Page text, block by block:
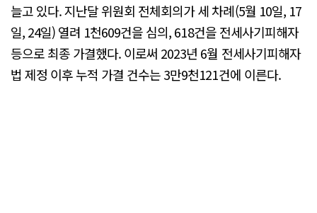
늘고 있다. 지난달 위원회 전체회의가 세 차례(5월 10일, 17
일, 24일) 열려 1천609건을 심의, 618건을 전세사기피해자
등으로 최종 가결했다. 이로써 2023년 6월 전세사기피해자
법 제정 이후 누적 가결 건수는 3만9천121건에 이른다.